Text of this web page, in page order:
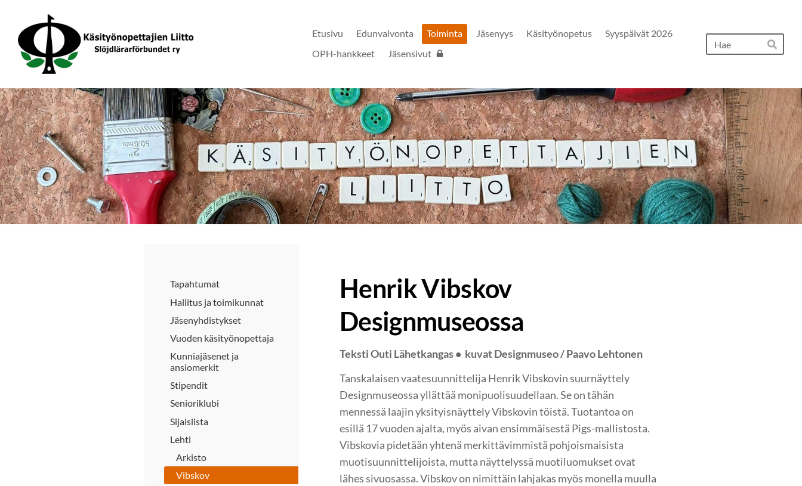
sivun
sisältöön
Käsityönopettajien Liitto
Etusivu Edunvalvonta Toiminta Jäsenyys Käsityönopetus
Syyspäivät 2026
OPH-hankkeet
Jäsensivut Hae
Tapahtumat
Hallitus ja toimikunnat
Jäsenyhdistykset
Vuoden käsityönopettaja
Kunniajäsenet ja
ansiomerkit
Stipendit
Senioriklubi
Sijaislista
Lehti
Arkisto
Vibskov
Henrik Vibskov
Designmuseossa
Teksti Outi Lähetkangas • kuvat Designmuseo / Paavo Lehtonen
Tanskalaisen vaatesuunnittelija Henrik Vibskovin suurnäyttely
Designmuseossa yllättää monipuolisuudellaan. Se on tähän
mennessä laajin yksityisnäyttely Vibskovin töistä. Tuotantoa on
esillä 17 vuoden ajalta, myös aivan ensimmäisestä Pigs-mallistosta.
Vibskovia pidetään yhtenä merkittävimmistä pohjoismaisista
muotisuunnittelijoista, mutta näyttelyssä muotiluomukset ovat
lähes sivuosassa. Vibskov on nimittäin lahjakas myös monella muulla